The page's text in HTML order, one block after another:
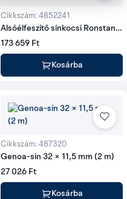
Cikkszám: 4852241
Alsóélfeszítő sínkocsi Ronstan
RC52241, furatstopperrel
173 659 Ft
Kosárba
Cikkszám: 487320
Genoa-sín 32 × 11,5 mm (2 m)
27 026 Ft
Kosárba